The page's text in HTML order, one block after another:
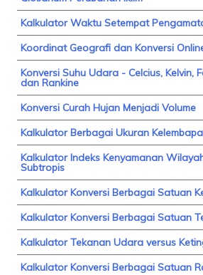
Kalkulator Waktu Setempat
Koordinat Geografi dan Konversi
Konversi Suhu Udara - Celcius, Kelvin,
dan Rankine
Konversi Curah Hujan Menjadi Volume
Kalkulator Berbagai Ukuran
Kalkulator Indeks Kenyamanan
Subtropis
Kalkulator Konversi Berbagai Satuan
Kalkulator Konversi Berbagai Satuan
Kalkulator Tekanan Udara versus
Kalkulator Konversi Berbagai Satuan